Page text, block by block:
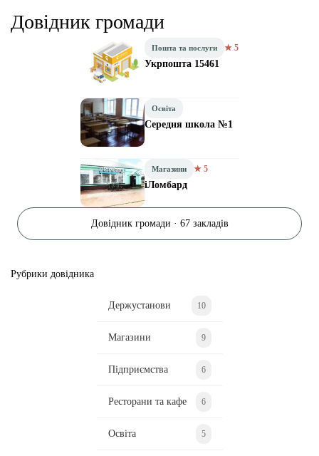
Довідник громади
Пошта та послуги ★ 5
Укрпошта 15461
Освіта
Середня школа №1
Магазини ★ 5
iЛомбард
Довідник громади · 67 закладів
Рубрики довідника
Держустанови 10
Магазини 9
Підприємства 6
Ресторани та кафе 6
Освіта 5